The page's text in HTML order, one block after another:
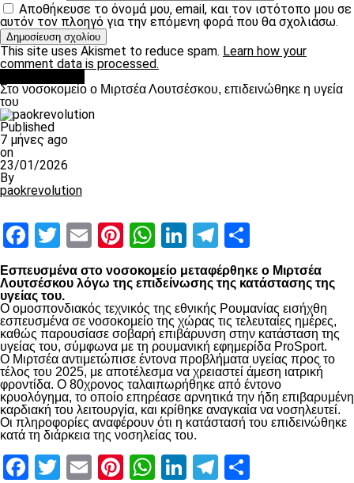
Αποθήκευσε το όνομά μου, email, και τον ιστότοπο μου σε
αυτόν τον πλοηγό για την επόμενη φορά που θα σχολιάσω.
This site uses Akismet to reduce spam. Learn how your
comment data is processed.
Στο νοσοκομείο ο Μιρτσέα Λουτσέσκου, επιδεινώθηκε η υγεία
του
Published
7 μήνες ago
on
23/01/2026
By
paokrevolution
Facebook
Twitter
EmailPinterest
WhatsApp
LinkedIn
Telegram
Εσπευσμένα στο νοσοκομείο μεταφέρθηκε ο Μιρτσέα
Λουτσέσκου λόγω της επιδείνωσης της κατάστασης της
υγείας του.
Ο ομοσπονδιακός τεχνικός της εθνικής Ρουμανίας εισήχθη
εσπευσμένα σε νοσοκομείο της χώρας τις τελευταίες ημέρες,
καθώς παρουσίασε σοβαρή επιβάρυνση στην κατάσταση της
υγείας του, σύμφωνα με τη ρουμανική εφημερίδα ProSport.
Ο Μιρτσέα αντιμετώπισε έντονα προβλήματα υγείας προς το
τέλος του 2025, με αποτέλεσμα να χρειαστεί άμεση ιατρική
φροντίδα. Ο 80χρονος ταλαιπωρήθηκε από έντονο
κρυολόγημα, το οποίο επηρέασε αρνητικά την ήδη επιβαρυμένη
καρδιακή του λειτουργία, και κρίθηκε αναγκαία να νοσηλευτεί.
Οι πληροφορίες αναφέρουν ότι η κατάστασή του επιδεινώθηκε
κατά τη διάρκεια της νοσηλείας του.
Facebook
Twitter
EmailPinterest
WhatsApp
LinkedIn
Telegram